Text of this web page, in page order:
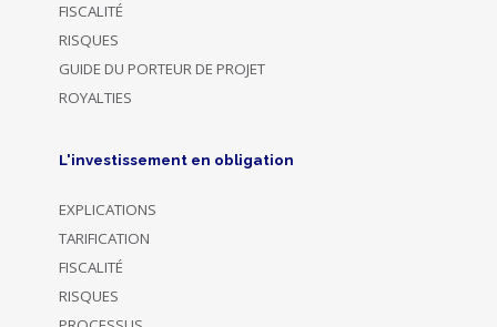
FISCALITÉ
RISQUES
GUIDE DU PORTEUR DE PROJET
ROYALTIES
L'investissement en obligation
EXPLICATIONS
TARIFICATION
FISCALITÉ
RISQUES